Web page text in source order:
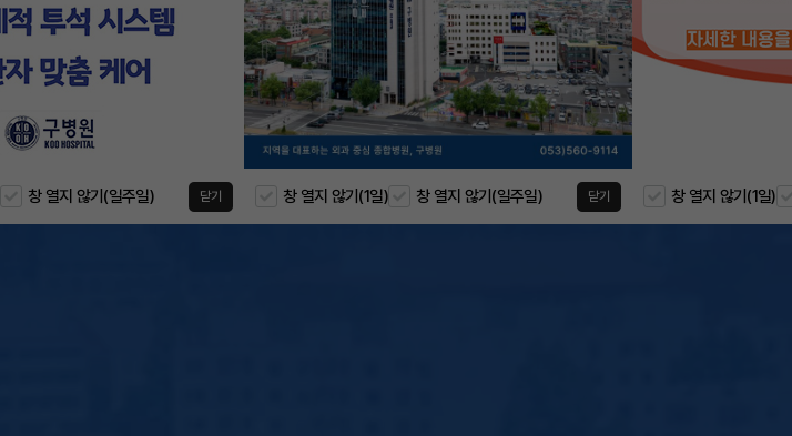
창 열지 않기(1일)
창 열지 않기(1일) 창 열지 않기(일주일)
창 열지 않기(일주일)